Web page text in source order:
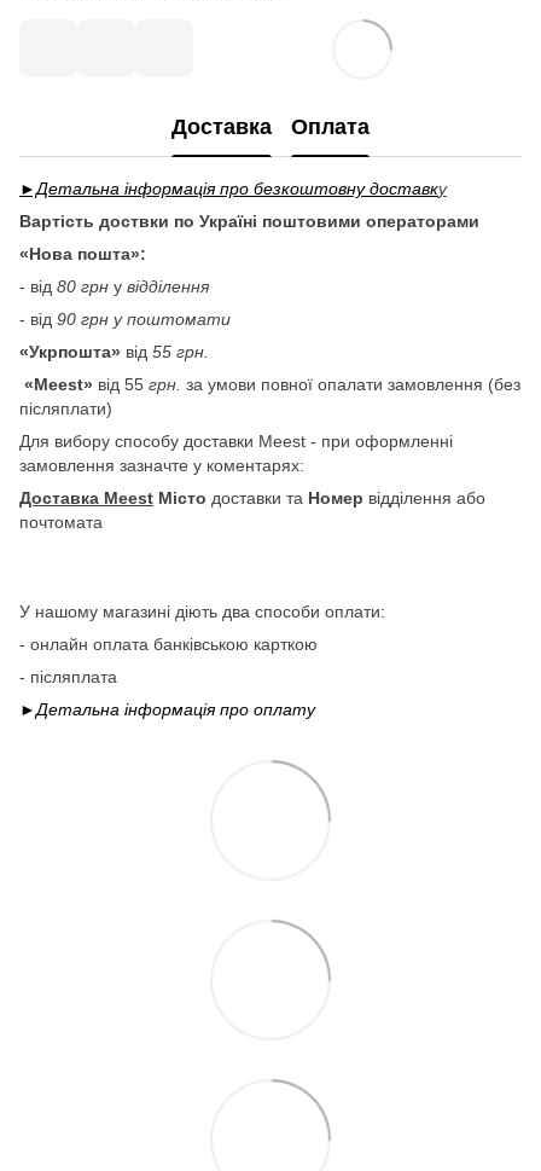
Доставка Оплата
►Детальна інформація про безкоштовну доставку
Вартість доствки по Україні поштовими операторами
«Нова пошта»:
- від 80 грн у відділення
- від 90 грн у поштомати
«Укрпошта» від 55 грн.
«Meest» від 55 грн. за умови повної опалати замовлення (без
післяплати)
Для вибору способу доставки Meest - при оформленні
замовлення зазначте у коментарях:
Доставка Meest Місто доставки та Номер відділення або
почтомата
У нашому магазині діють два способи оплати:
- онлайн оплата банківською карткою
- післяплата
►Детальна інформація про оплату